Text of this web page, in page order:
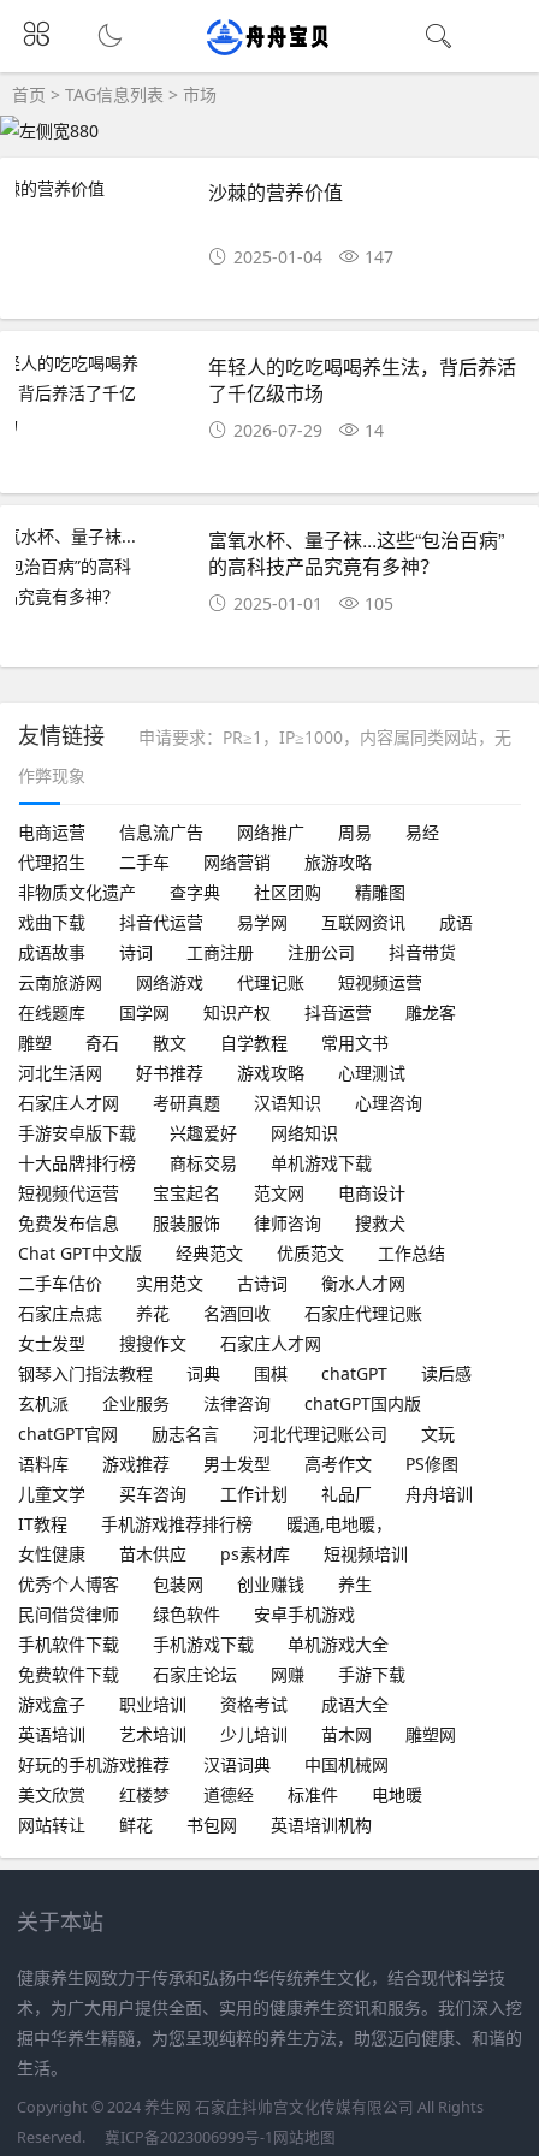
首页 > TAG信息列表 > 市场
沙棘的营养价值
2025-01-04 147
年轻人的吃吃喝喝养生法，背后养活
了千亿级市场
2026-07-29 14
富氧水杯、量子袜...这些“包治百病”
的高科技产品究竟有多神？
2025-01-01 105
友情链接
申请要求：PR≥1，IP≥1000，内容属同类网站，无
作弊现象
电商运营 信息流广告 网络推广 周易
易经
代理招生
二手车 网络营销
旅游攻略
非物质文化遗产
查字典 社区团购
精雕图
戏曲下载
抖音代运营 易学网 互联网资讯
成语
成语故事
诗词 工商注册 注册公司
抖音带货
云南旅游网
网络游戏 代理记账
短视频运营
在线题库
国学网 知识产权 抖音运营
雕龙客
雕塑
奇石 散文 自学教程
常用文书
河北生活网
好书推荐 游戏攻略
心理测试
石家庄人才网
考研真题 汉语知识
心理咨询
手游安卓版下载
兴趣爱好
网络知识
十大品牌排行榜
商标交易
单机游戏下载
短视频代运营
宝宝起名 范文网
电商设计
免费发布信息
服装服饰 律师咨询
搜救犬
Chat GPT中文版
经典范文 优质范文
工作总结
二手车估价
实用范文 古诗词
衡水人才网
石家庄点痣
养花 名酒回收
石家庄代理记账
女士发型
搜搜作文
石家庄人才网
钢琴入门指法教程
词典 围棋 chatGPT
读后感
玄机派
企业服务 法律咨询
chatGPT国内版
chatGPT官网
励志名言 河北代理记账公司
文玩
语料库
游戏推荐 男士发型 高考作文
PS修图
儿童文学
买车咨询 工作计划 礼品厂
舟舟培训
IT教程
手机游戏推荐排行榜
暖通,电地暖，
女性健康
苗木供应 ps素材库
短视频培训
优秀个人博客
包装网 创业赚钱
养生
民间借贷律师
绿色软件
安卓手机游戏
手机软件下载
手机游戏下载
单机游戏大全
免费软件下载
石家庄论坛 网赚
手游下载
游戏盒子
职业培训 资格考试
成语大全
英语培训
艺术培训 少儿培训 苗木网
雕塑网
好玩的手机游戏推荐
汉语词典
中国机械网
美文欣赏
红楼梦 道德经 标准件
电地暖
网站转让
鲜花 书包网 英语培训机构
关于本站
健康养生网致力于传承和弘扬中华传统养生文化，结合现代科学技
术，为广大用户提供全面、实用的健康养生资讯和服务。我们深入挖
掘中华养生精髓，为您呈现纯粹的养生方法，助您迈向健康、和谐的
生活。
Copyright © 2024 养生网 石家庄抖帅宫文化传媒有限公司 All Rights
Reserved.
冀ICP备2023006999号-1网站地图